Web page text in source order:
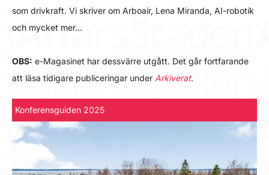
som drivkraft. Vi skriver om Arboair, Lena Miranda, AI-robotik
och mycket mer…
OBS: e-Magasinet har dessvärre utgått. Det går fortfarande
att läsa tidigare publiceringar under Arkiverat.
Konferensguiden 2025